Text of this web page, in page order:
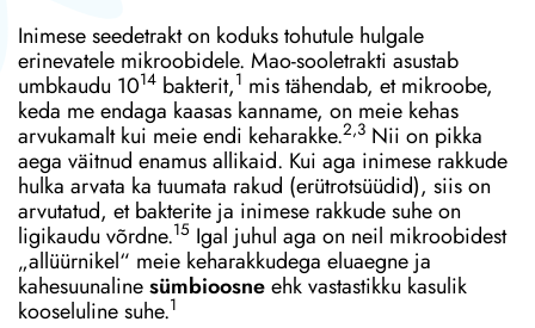
Inimese seedetrakt on koduks tohutule hulgale
erinevatele mikroobidele. Mao-sooletrakti asustab
umbkaudu 1014 bakterit,1 mis tähendab, et mikroobe,
keda me endaga kaasas kanname, on meie kehas
arvukamalt kui meie endi keharakke.2,3 Nii on pikka
aega väitnud enamus allikaid. Kui aga inimese rakkude
hulka arvata ka tuumata rakud (erütrotsüüdid), siis on
arvutatud, et bakterite ja inimese rakkude suhe on
ligikaudu võrdne.15 Igal juhul aga on neil mikroobidest
„allüürnikel“ meie keharakkudega eluaegne ja
kahesuunalinesümbioosneehk vastastikku kasulik
kooseluline suhe.1